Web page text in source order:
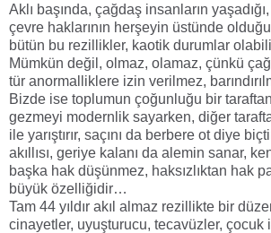
Aklı başında, çağdaş insanların
çevre haklarının herşeyin üstünde
bütün bu rezillikler, kaotik durumlar
Mümkün değil, olmaz, olamaz, çünkü
tür anormalliklere izin verilmez,
Bizde ise toplumun çoğunluğu bir
gezmeyi modernlik sayarken, diğer
ile yarıştırır, saçını da berbere ot diye
akıllısı, geriye kalanı da alemin sanar,
başka hak düşünmez, haksızlıktan hak
büyük özelliğidir…
Tam 44 yıldır akıl almaz rezillikte bir
cinayetler, uyuşturucu, tecavüzler, çocuk